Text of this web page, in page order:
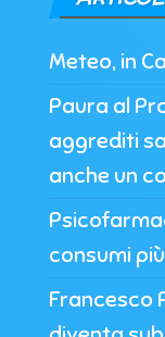
Meteo, in
Paura al
aggrediti
anche un
consumi
Francesco